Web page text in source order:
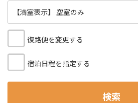
【満室表示】 空室のみ
復路便を変更する
宿泊日程を指定する
検索